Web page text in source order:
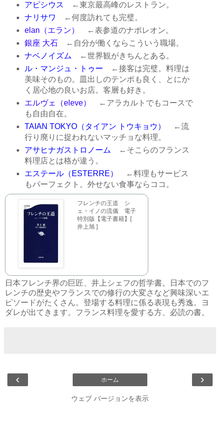
アピシウス ←東京最高峰のレストラン。
ナリサワ ←何度訪れても完璧。
elan（エラン）
←表参道のナポレオン。
銀座 大石←自分が働くならこういう職場。
ナベノイズム ←世界観がきちんとある。
ル・マンジュ・トゥー ←接客は完璧。料理は
美味そのもの。皿出しのテンポも良く、とにか
く居心地の良いお店。客層も好き。
エルヴェ（eleve）
←アラカルトでもコースで
も自由自在。
TAIAN TOKYO（タイアン トウキョウ）
←流
行り廃りに捉われないマッチョな料理。
アサヒナガストロノーム ←そこらのフランス
料理店とは格が違う。
エステール（ESTERRE）
←料理もサービス
もパーフェクト。外せない食事ならココ。
フレンチの王道 シ
ェ・イノの流儀 電子
特別版【電子書籍】[
井上旭 ]
日本フレンチ界の巨匠、井上シェフの哲学書。日本でのフ
レンチの歴史やフランスでの修行の大変さなど興味深いエ
ピソードがたくさん。登場する料理に係る表現も秀逸。ヨ
ダレが出てきます。フランス料理を愛する方、必読の書。
‹ ›
ホーム
ウェブ バージョンを表示